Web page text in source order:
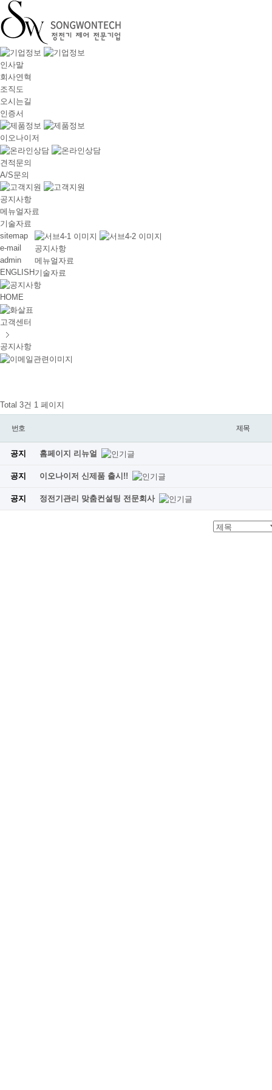
인사말
회사연혁
조직도
오시는길
인증서
이오나이저
견적문의
A/S문의
공지사항
메뉴얼자료
기술자료
sitemap
e-mail
admin
ENGLISH
공지사항
메뉴얼자료
기술자료
HOME
고객센터
공지사항
Total 3건 1 페이지
번호 제목
공지 홈페이지 리뉴얼
공지 이오나이저 신제품 출시!!
공지 정전기관리 맞춤컨설팅 전문회사